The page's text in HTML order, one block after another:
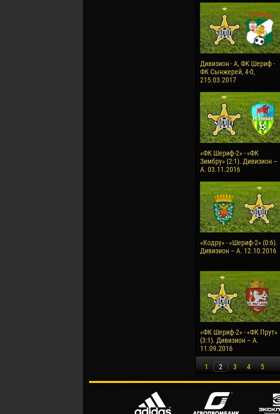
Дивизион - А, ФК Шериф -
ФК Сынжерей, 4-0,
215.03.2017
«ФК Шериф-2» - «ФК
Зимбру» (2:1). Дивизион –
А. 03.11.2016
«Кодру» - «Шериф-2» (0:6).
Дивизион – А. 12.10.2016
«ФК Шериф-2» - «ФК Прут»
(3:1). Дивизион – А.
11.09.2016
1 2 3 4 5